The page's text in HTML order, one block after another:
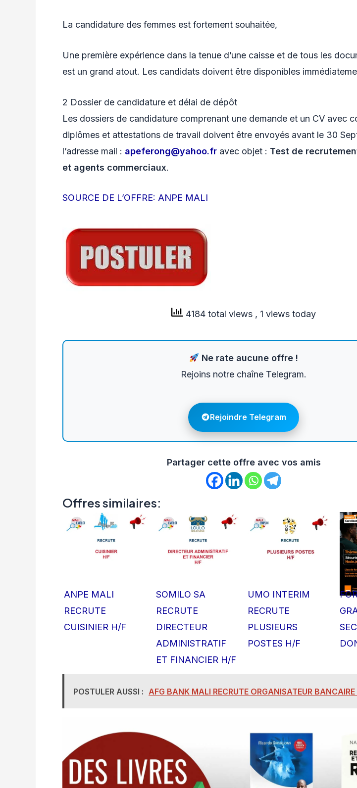
La candidature des femmes est fortement souhaitée,
Une première expérience dans la tenue d’une caisse et de tous les
est un grand atout. Les candidats doivent être disponibles
2 Dossier de candidature et délai de dépôt
Les dossiers de candidature comprenant une demande et un CV avec
diplômes et attestations de travail doivent être envoyés avant le 30
l’adresse mail : apeferong@yahoo.fr avec objet : Test de
et agents commerciaux.
SOURCE DE L’OFFRE: ANPE MALI
4184 total views , 1 views today
Ne rate aucune offre !
Rejoins notre chaîne Telegram.
Rejoindre Telegram
Partager cette offre avec vos amis
Offres similaires:
ANPE MALI
RECRUTE
CUISINIER H/F
SOMILO SA
RECRUTE
DIRECTEUR
ADMINISTRATIF
ET FINANCIER H/F
UMO INTERIM
RECRUTE
PLUSIEURS
POSTES H/F
POSTULER AUSSI : AFG BANK MALI RECRUTE ORGANISATEUR